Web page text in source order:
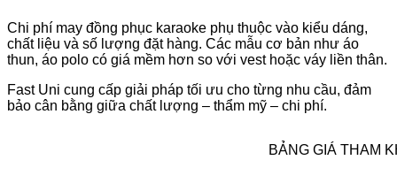
Chi phí may đồng phục karaoke phụ thuộc vào kiểu dáng,
chất liệu và số lượng đặt hàng. Các mẫu cơ bản như áo
thun, áo polo có giá mềm hơn so với vest hoặc váy liền thân.
Fast Uni cung cấp giải pháp tối ưu cho từng nhu cầu, đảm
bảo cân bằng giữa chất lượng – thẩm mỹ – chi phí.
BẢNG GIÁ THAM